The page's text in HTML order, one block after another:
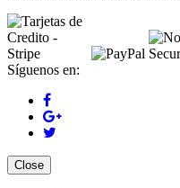
Síguenos en:
Close